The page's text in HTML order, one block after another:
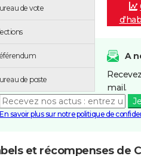
de vote
de poste
A
mail.
En savoir plus sur notre politique de
et récompenses de